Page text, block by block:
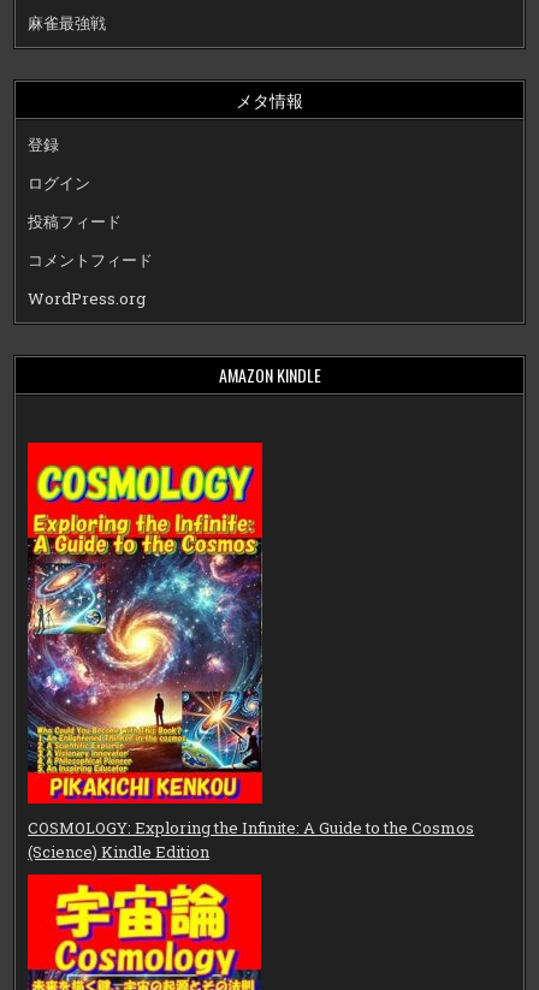
麻雀最強戦
メタ情報
登録
ログイン
投稿フィード
コメントフィード
WordPress.org
AMAZON KINDLE
COSMOLOGY: Exploring the Infinite: A Guide to the Cosmos
(Science) Kindle Edition